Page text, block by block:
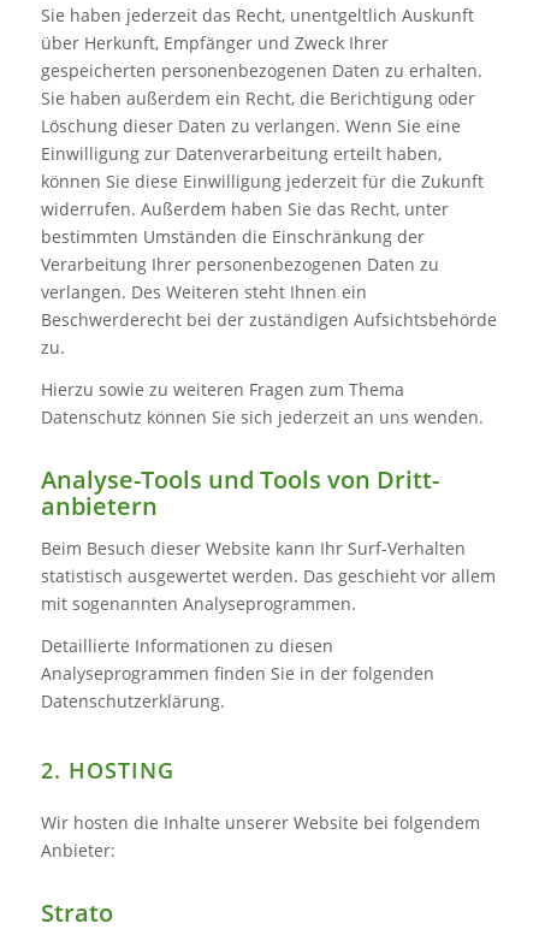
Sie haben jederzeit das Recht, unentgeltlich Auskunft
über Herkunft, Empfänger und Zweck Ihrer
gespeicherten personenbezogenen Daten zu erhalten.
Sie haben außerdem ein Recht, die Berichtigung oder
Löschung dieser Daten zu verlangen. Wenn Sie eine
Einwilligung zur Datenverarbeitung erteilt haben,
können Sie diese Einwilligung jederzeit für die Zukunft
widerrufen. Außerdem haben Sie das Recht, unter
bestimmten Umständen die Einschränkung der
Verarbeitung Ihrer personenbezogenen Daten zu
verlangen. Des Weiteren steht Ihnen ein
Beschwerderecht bei der zuständigen Aufsichtsbehörde
zu.
Hierzu sowie zu weiteren Fragen zum Thema
Datenschutz können Sie sich jederzeit an uns wenden.
Analyse-Tools und Tools von Dritt­
anbietern
Beim Besuch dieser Website kann Ihr Surf-Verhalten
statistisch ausgewertet werden. Das geschieht vor allem
mit sogenannten Analyseprogrammen.
Detaillierte Informationen zu diesen
Analyseprogrammen finden Sie in der folgenden
Datenschutzerklärung.
2. HOSTING
Wir hosten die Inhalte unserer Website bei folgendem
Anbieter:
Strato